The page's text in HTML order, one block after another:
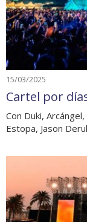
15/03/2025
Cartel por
Con Duki,
Estopa, Jason